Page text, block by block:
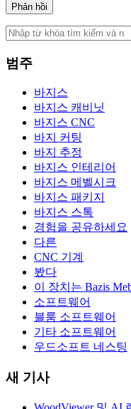
범주
바지스
바지스 캐비닛
바지스 CNC
바지 커팅
바지 추정
바지스 인테리어
바지스 메벨시크
바지스 패키지
바지스 스톡
경험을 공유하세요
다른
CNC 기계
봤다
이 장치는 Bazis
소프트웨어
블룸 소프트웨어
기타 소프트웨어
우드소프트 네스팅
새 기사